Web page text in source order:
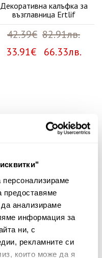
персонализираме
предоставяме
анализираме
информация за
ни, с
рекламните си
които може да я
Декоративна калъфка за
възглавница Ertlif
42.39€ 82.91лв.
33.91€ 66.33лв.
мнение